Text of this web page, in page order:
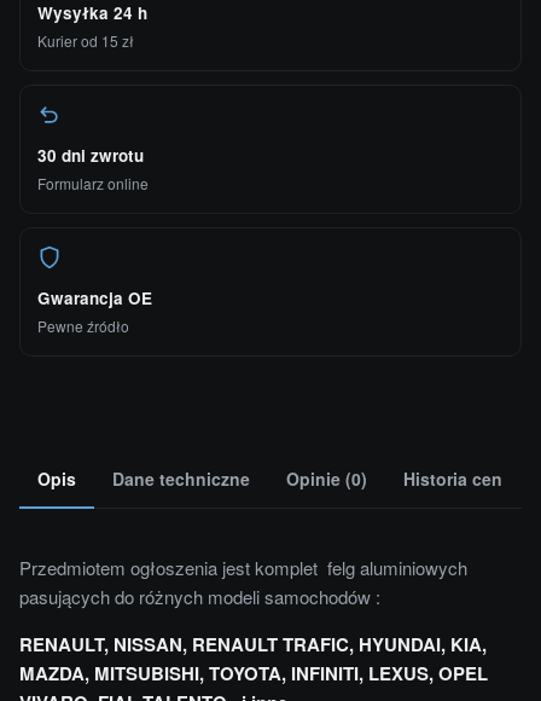
Wysyłka 24 h
Kurier od 15 zł
30 dni zwrotu
Formularz online
Gwarancja OE
Pewne źródło
Opis Dane techniczne Opinie (0) Historia cen
Przedmiotem ogłoszenia jest komplet felg aluminiowych
pasujących do różnych modeli samochodów :
RENAULT, NISSAN, RENAULT TRAFIC, HYUNDAI, KIA,
MAZDA, MITSUBISHI, TOYOTA, INFINITI, LEXUS, OPEL